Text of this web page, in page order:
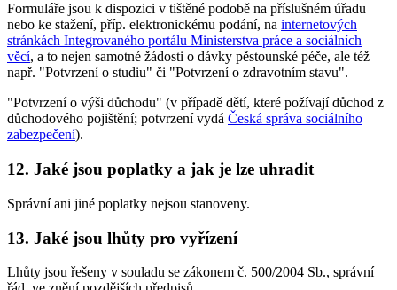
Formuláře jsou k dispozici v tištěné podobě na příslušném úřadu
nebo ke stažení, příp. elektronickému podání, na internetových
stránkách Integrovaného portálu Ministerstva práce a sociálních
věcí, a to nejen samotné žádosti o dávky pěstounské péče, ale též
např. "Potvrzení o studiu" či "Potvrzení o zdravotním stavu".
"Potvrzení o výši důchodu" (v případě dětí, které požívají důchod z
důchodového pojištění; potvrzení vydá Česká správa sociálního
zabezpečení).
12. Jaké jsou poplatky a jak je lze uhradit
Správní ani jiné poplatky nejsou stanoveny.
13. Jaké jsou lhůty pro vyřízení
Lhůty jsou řešeny v souladu se zákonem č. 500/2004 Sb., správní